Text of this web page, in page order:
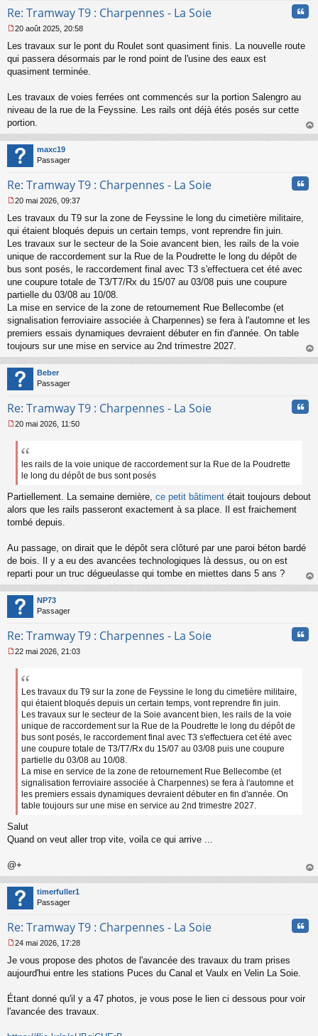
Re: Tramway T9 : Charpennes - La Soie
e
s
s
e
n
o
n
l
u
20 août 2025, 20:58
Les travaux sur le pont du Roulet sont quasiment finis. La nouvelle route
qui passera désormais par le rond point de l'usine des eaux est
quasiment terminée.
Les travaux de voies ferrées ont commencés sur la portion Salengro au
niveau de la rue de la Feyssine. Les rails ont déjà étés posés sur cette
portion.
au
maxc19
Passager
Re: Tramway T9 : Charpennes - La Soie
e
s
s
a
g
e
n
o
n
u
20 mai 2026, 09:37
Les travaux du T9 sur la zone de Feyssine le long du cimetière militaire,
qui étaient bloqués depuis un certain temps, vont reprendre fin juin.
Les travaux sur le secteur de la Soie avancent bien, les rails de la voie
unique de raccordement sur la Rue de la Poudrette le long du dépôt de
bus sont posés, le raccordement final avec T3 s'effectuera cet été avec
une coupure totale de T3/T7/Rx du 15/07 au 03/08 puis une coupure
partielle du 03/08 au 10/08.
La mise en service de la zone de retournement Rue Bellecombe (et
signalisation ferroviaire associée à Charpennes) se fera à l'automne et les
premiers essais dynamiques devraient débuter en fin d'année. On table
toujours sur une mise en service au 2nd trimestre 2027.
au
Beber
Passager
Re: Tramway T9 : Charpennes - La Soie
e
g
e
n
n
u
20 mai 2026, 11:50
les rails de la voie unique de raccordement sur la Rue de la Poudrette
le long du dépôt de bus sont posés
Partiellement. La semaine dernière, ce petit bâtiment était toujours debout
alors que les rails passeront exactement à sa place. Il est fraichement
tombé depuis.
Au passage, on dirait que le dépôt sera clôturé par une paroi béton bardé
de bois. Il y a eu des avancées technologiques là dessus, ou on est
reparti pour un truc dégueulasse qui tombe en miettes dans 5 ans ?
au
NP73
Passager
Re: Tramway T9 : Charpennes - La Soie
e
22 mai 2026, 21:03
Les travaux du T9 sur la zone de Feyssine le long du cimetière militaire,
qui étaient bloqués depuis un certain temps, vont reprendre fin juin.
Les travaux sur le secteur de la Soie avancent bien, les rails de la voie
unique de raccordement sur la Rue de la Poudrette le long du dépôt de
bus sont posés, le raccordement final avec T3 s'effectuera cet été avec
une coupure totale de T3/T7/Rx du 15/07 au 03/08 puis une coupure
partielle du 03/08 au 10/08.
La mise en service de la zone de retournement Rue Bellecombe (et
signalisation ferroviaire associée à Charpennes) se fera à l'automne et
les premiers essais dynamiques devraient débuter en fin d'année. On
table toujours sur une mise en service au 2nd trimestre 2027.
Salut
Quand on veut aller trop vite, voila ce qui arrive ...
@+
au
timerfuller1
Passager
Re: Tramway T9 : Charpennes - La Soie
e
s
g
e
24 mai 2026, 17:28
Je vous propose des photos de l'avancée des travaux du tram prises
aujourd'hui entre les stations Puces du Canal et Vaulx en Velin La Soie.
Étant donné qu'il y a 47 photos, je vous pose le lien ci dessous pour voir
l'avancée des travaux.